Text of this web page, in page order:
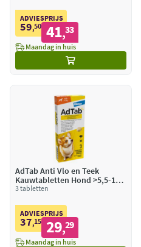
ADVIESPRIJS
59,50 41,33
Maandag in huis
AdTab Anti Vlo en Teek
Kauwtabletten Hond >5,5-11
kg
3 tabletten
ADVIESPRIJS
37,15 29,29
Maandag in huis